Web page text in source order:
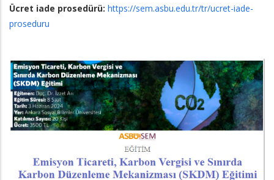
Ücret iade prosedürü: https://sem.asbu.edu.tr/tr/ucret-iade-
proseduru